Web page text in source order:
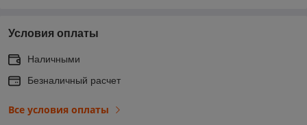
Условия оплаты
Наличными
Безналичный расчет
Все условия оплаты